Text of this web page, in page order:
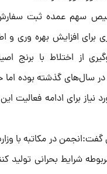
سهم عمده ثبت
برای افزایش بهره وری و
از اختلاط با برنج
سال‌هاى گذشته بوده اما
برای ادامه فعالیت
گفت:انجمن در مکاتبه با
شرایط بحرانی تولید